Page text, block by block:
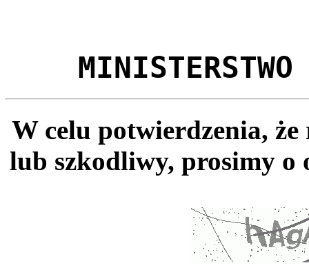
MINISTERSTWO
W celu potwierdzenia,
lub szkodliwy, prosimy o